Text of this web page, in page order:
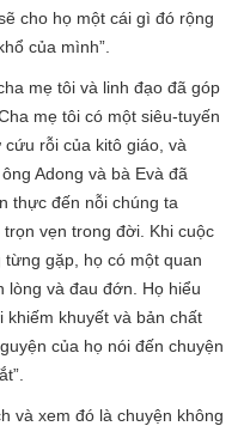
cho họ một cái gì đó rộng
của mình”.
mẹ tôi và linh đạo đã góp
mẹ tôi có một siêu-tuyến
rỗi của kitô giáo, và
Adong và bà Evà đã
thực đến nỗi chúng ta
vẹn trong đời. Khi cuộc
gặp, họ có một quan
lòng và đau đớn. Họ hiểu
khuyết và bản chất
của họ nói đến chuyện
và xem đó là chuyện không